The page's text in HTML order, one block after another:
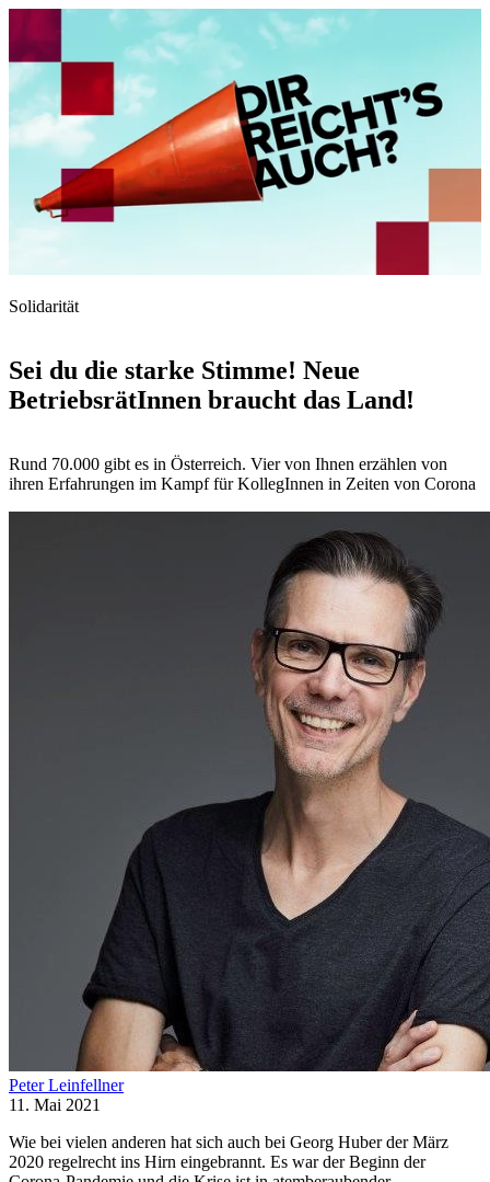
Solidarität
Sei du die starke Stimme! Neue
BetriebsrätInnen braucht das Land!
Rund 70.000 gibt es in Österreich. Vier von Ihnen erzählen von
ihren Erfahrungen im Kampf für KollegInnen in Zeiten von Corona
Peter Leinfellner
11. Mai 2021
Wie bei vielen anderen hat sich auch bei Georg Huber der März
2020 regelrecht ins Hirn eingebrannt. Es war der Beginn der